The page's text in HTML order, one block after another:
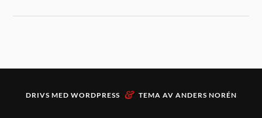
DRIVS MED WORDPRESS & TEMA AV ANDERS NORÉN